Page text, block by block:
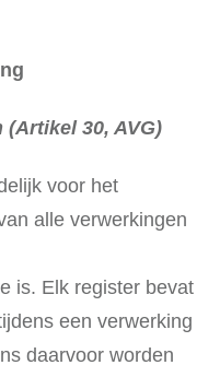
30, AVG)
voor het
alle verwerkingen
is. Elk register bevat
een verwerking
daarvoor worden